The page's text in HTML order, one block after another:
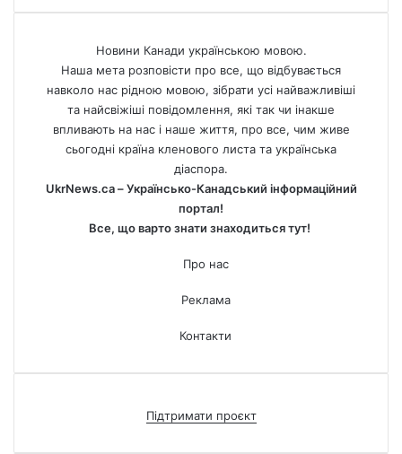
Новини Канади українською мовою.
Наша мета розповісти про все, що відбувається
навколо нас рідною мовою, зібрати усі найважливіші
та найсвіжіші повідомлення, які так чи інакше
впливають на нас і наше життя, про все, чим живе
сьогодні країна кленового листа та українська
діаспора.
UkrNews.ca – Українсько-Канадський інформаційний
портал!
Все, що варто знати знаходиться тут!
Про нас
Реклама
Контакти
Підтримати проєкт